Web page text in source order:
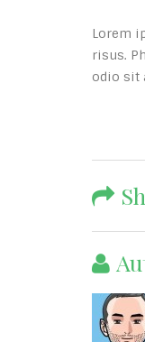
Lorem
risus.
odio sit